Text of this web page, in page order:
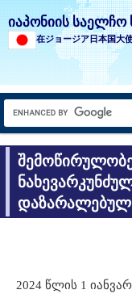
იაპონიის
在ジョージア日本国大
2024 წლის 1